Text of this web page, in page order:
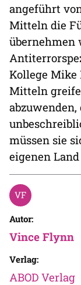
angeführt
Mitteln die
übernehmen
Kollege Mike
Mitteln
müssen sie
eigenen
Autor:
Vince Flynn
Verlag:
ABOD Verlag